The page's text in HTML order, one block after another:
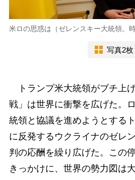
米ロの思惑は（ゼレンスキー大統領。
写真2枚
トランプ米大統領がブチ上
戦」は世界に衝撃を広げた。
統領と協議を進めようとする
に反発するウクライナのゼレ
判の応酬を繰り広げた。この
きっかけに、世界の勢力図は